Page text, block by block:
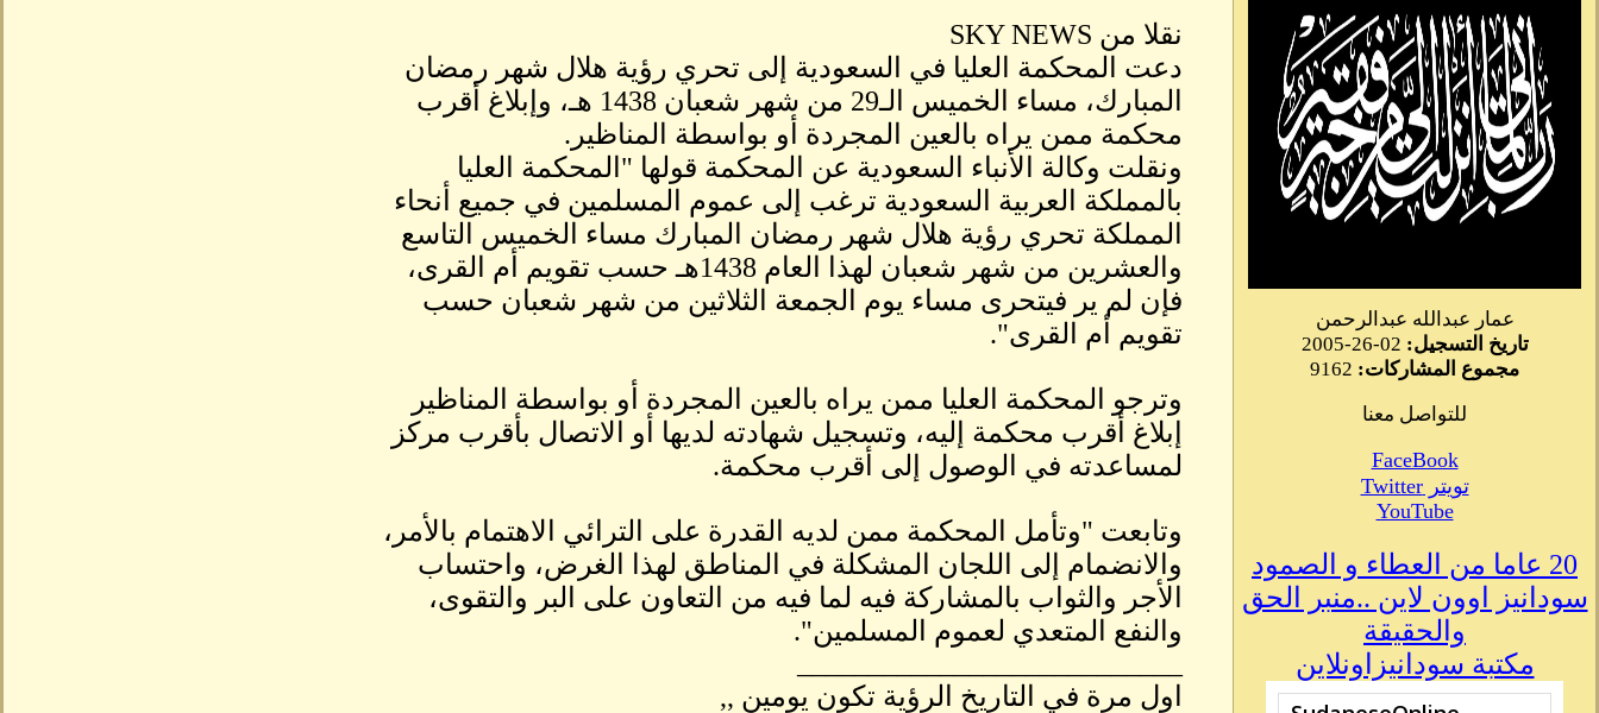
عمار عبدالله عبدالرحمن
تاريخ التسجيل:
مجموع المشاركات:
للتواصل معنا
FaceBook
تويتر Twitter
YouTube
20 عاما من العطاء و الصمود
سودانيز اوون لاين ..منبر الحق
والحقيقة
مكتبة سودانيزاونلاين
نقلا من SKY NEWS
دعت المحكمة العليا في السعودية إلى تحري رؤية هلال شهر رمضان
المبارك، مساء الخميس الـ29 من شهر شعبان 1438 هـ، وإبلاغ أقرب
محكمة ممن يراه بالعين المجردة أو بواسطة المناظير.
ونقلت وكالة الأنباء السعودية عن المحكمة قولها "المحكمة العليا
بالمملكة العربية السعودية ترغب إلى عموم المسلمين في جميع أنحاء
المملكة تحري رؤية هلال شهر رمضان المبارك مساء الخميس التاسع
والعشرين من شهر شعبان لهذا العام 1438هـ حسب تقويم أم القرى،
فإن لم ير فيتحرى مساء يوم الجمعة الثلاثين من شهر شعبان حسب
تقويم أم القرى".
وترجو المحكمة العليا ممن يراه بالعين المجردة أو بواسطة المناظير
إبلاغ أقرب محكمة إليه، وتسجيل شهادته لديها أو الاتصال بأقرب مركز
لمساعدته في الوصول إلى أقرب محكمة.
وتابعت "وتأمل المحكمة ممن لديه القدرة على الترائي الاهتمام بالأمر،
والانضمام إلى اللجان المشكلة في المناطق لهذا الغرض، واحتساب
الأجر والثواب بالمشاركة فيه لما فيه من التعاون على البر والتقوى،
والنفع المتعدي لعموم المسلمين".
اول مرة في التاريخ الرؤية تكون يومين ,,